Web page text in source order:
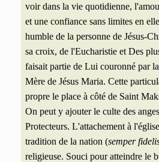
voir dans la vie quotidienne,
et une confiance sans limites en
humble de la personne de Jésus-
sa croix, de l'Eucharistie et Des
faisait partie de Lui couronné par
Mère de Jésus Maria. Cette
propre le place à côté de Saint
On peut y ajouter le culte des
Protecteurs. L'attachement à
tradition de la nation (semper
religieuse. Souci pouratteindre le